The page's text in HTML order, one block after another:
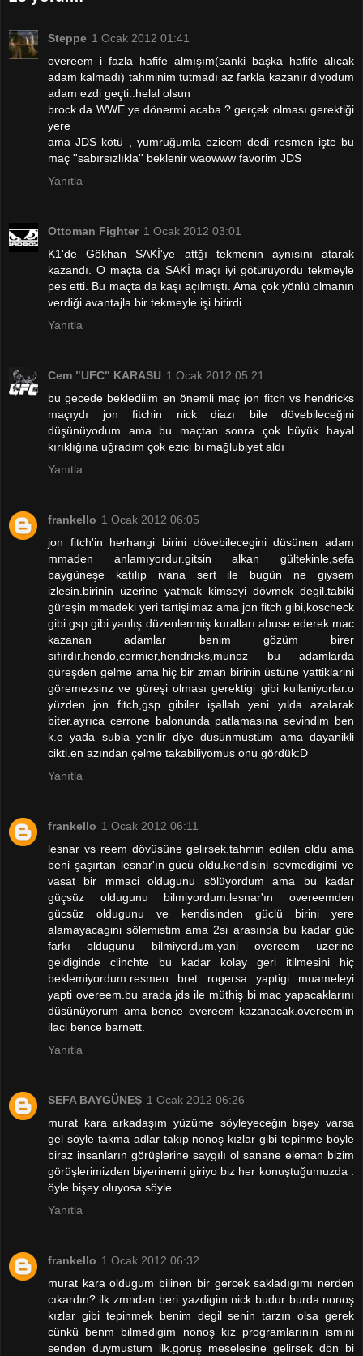
Steppe 1 Ocak 2012 01:41
overeem i fazla hafife almışım(sanki başka hafife alıcak
adam kalmadı) tahminim tutmadı az farkla kazanır diyodum
adam ezdi geçti..helal olsun
brock da WWE ye dönermi acaba ? gerçek olması gerektiği
yere
ama JDS kötü , yumruğumla ezicem dedi resmen işte bu
maç ''sabırsızlıkla'' beklenir waowww favorim JDS
Yanıtla
Ottoman Fighter 1 Ocak 2012 03:01
K1'de Gökhan SAKİ'ye attğı tekmenin aynısını atarak
kazandı. O maçta da SAKİ maçı iyi götürüyordu tekmeyle
pes etti. Bu maçta da kaşı açılmıştı. Ama çok yönlü olmanın
verdiği avantajla bir tekmeyle işi bitirdi.
Yanıtla
Cem "UFC" KARASU 1 Ocak 2012 05:21
bu gecede beklediiim en önemli maç jon fitch vs hendricks
maçıydı jon fitchin nick diazı bile dövebileceğini
düşünüyodum ama bu maçtan sonra çok büyük hayal
kırıklığına uğradım çok ezici bi mağlubiyet aldı
Yanıtla
frankello 1 Ocak 2012 06:05
jon fitch'in herhangi birini dövebilecegini düsünen adam
mmaden anlamıyordur.gitsin alkan gültekinle,sefa
baygüneşe katılıp ivana sert ile bugün ne giysem
izlesin.birinin üzerine yatmak kimseyi dövmek degil.tabiki
güreşin mmadeki yeri tartişilmaz ama jon fitch gibi,koscheck
gibi gsp gibi yanlış düzenlenmiş kuralları abuse ederek mac
kazanan adamlar benim gözüm birer
sıfırdır.hendo,cormier,hendricks,munoz bu adamlarda
güreşden gelme ama hiç bir zman birinin üstüne yattiklarini
göremezsinz ve güreşi olması gerektigi gibi kullaniyorlar.o
yüzden jon fitch,gsp gibiler işallah yeni yılda azalarak
biter.ayrıca cerrone balonunda patlamasına sevindim ben
k.o yada subla yenilir diye düsünmüstüm ama dayanikli
cikti.en azından çelme takabiliyomus onu gördük:D
Yanıtla
frankello 1 Ocak 2012 06:11
lesnar vs reem dövüsüne gelirsek.tahmin edilen oldu ama
beni şaşırtan lesnar'ın gücü oldu.kendisini sevmedigimi ve
vasat bir mmaci oldugunu sölüyordum ama bu kadar
güçsüz oldugunu bilmiyordum.lesnar'ın overeemden
gücsüz oldugunu ve kendisinden güclü birini yere
alamayacagini sölemistim ama 2si arasında bu kadar güc
farkı oldugunu bilmiyordum.yani overeem üzerine
geldiginde clinchte bu kadar kolay geri itilmesini hiç
beklemiyordum.resmen bret rogersa yaptigi muameleyi
yapti overeem.bu arada jds ile müthiş bi mac yapacaklarını
düsünüyorum ama bence overeem kazanacak.overeem'in
ilaci bence barnett.
Yanıtla
SEFA BAYGÜNEŞ 1 Ocak 2012 06:26
murat kara arkadaşım yüzüme söyleyeceğin bişey varsa
gel söyle takma adlar takıp nonoş kızlar gibi tepinme böyle
biraz insanların görüşlerine saygılı ol sanane eleman bizim
görüşlerimizden biyerinemi giriyo biz her konuştuğumuzda .
öyle bişey oluyosa söyle
Yanıtla
frankello 1 Ocak 2012 06:32
murat kara oldugum bilinen bir gercek sakladıgımı nerden
cıkardın?.ilk zmndan beri yazdigim nick budur burda.nonoş
kızlar gibi tepinmek benim degil senin tarzın olsa gerek
cünkü benm bilmedigim nonoş kız programlarının ismini
senden duymustum ilk.görüş meselesine gelirsek dön bi